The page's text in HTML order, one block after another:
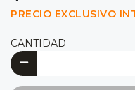
PRECIO EXCLUSIVO
CANTIDAD